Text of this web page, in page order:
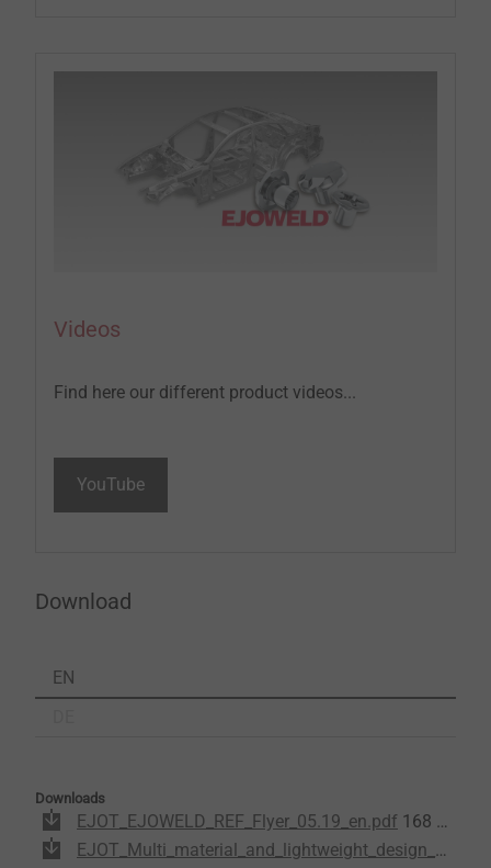
Videos
Find here our different product videos...
YouTube
Download
EN
Downloads
EJOT_EJOWELD_REF_Flyer_05.19_en.pdf 168 KB
EJOT_Multi_material_and_lightweight_design_Brochure_07.18-en.pdf